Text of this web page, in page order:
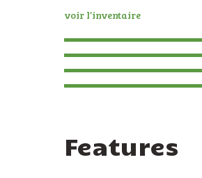
voir l’inventaire
Features